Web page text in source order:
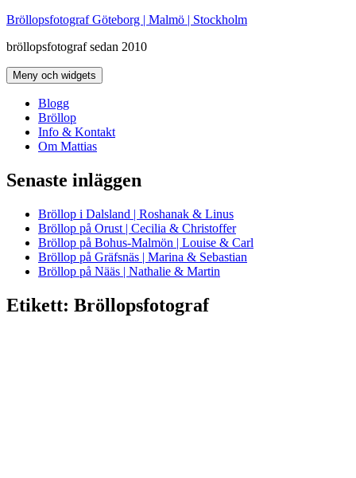
Hoppa
innehåll
Bröllopsfotograf Göteborg | Malmö | Stockholm
bröllopsfotograf sedan 2010
Meny och widgets
Blogg
Bröllop
Info & Kontakt
Om Mattias
Senaste inläggen
Bröllop i Dalsland | Roshanak & Linus
Bröllop på Orust | Cecilia & Christoffer
Bröllop på Bohus-Malmön | Louise & Carl
Bröllop på Gräfsnäs | Marina & Sebastian
Bröllop på Nääs | Nathalie & Martin
Etikett: Bröllopsfotograf